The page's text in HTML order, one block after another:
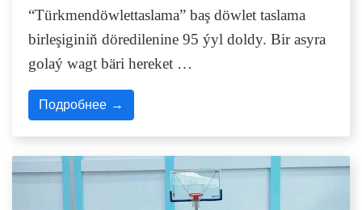
“Türkmendöwlettaslama” baş döwlet taslama
birleşiginiň döredilenine 95 ýyl doldy. Bir asyra
golaý wagt bäri hereket …
Подробнее →